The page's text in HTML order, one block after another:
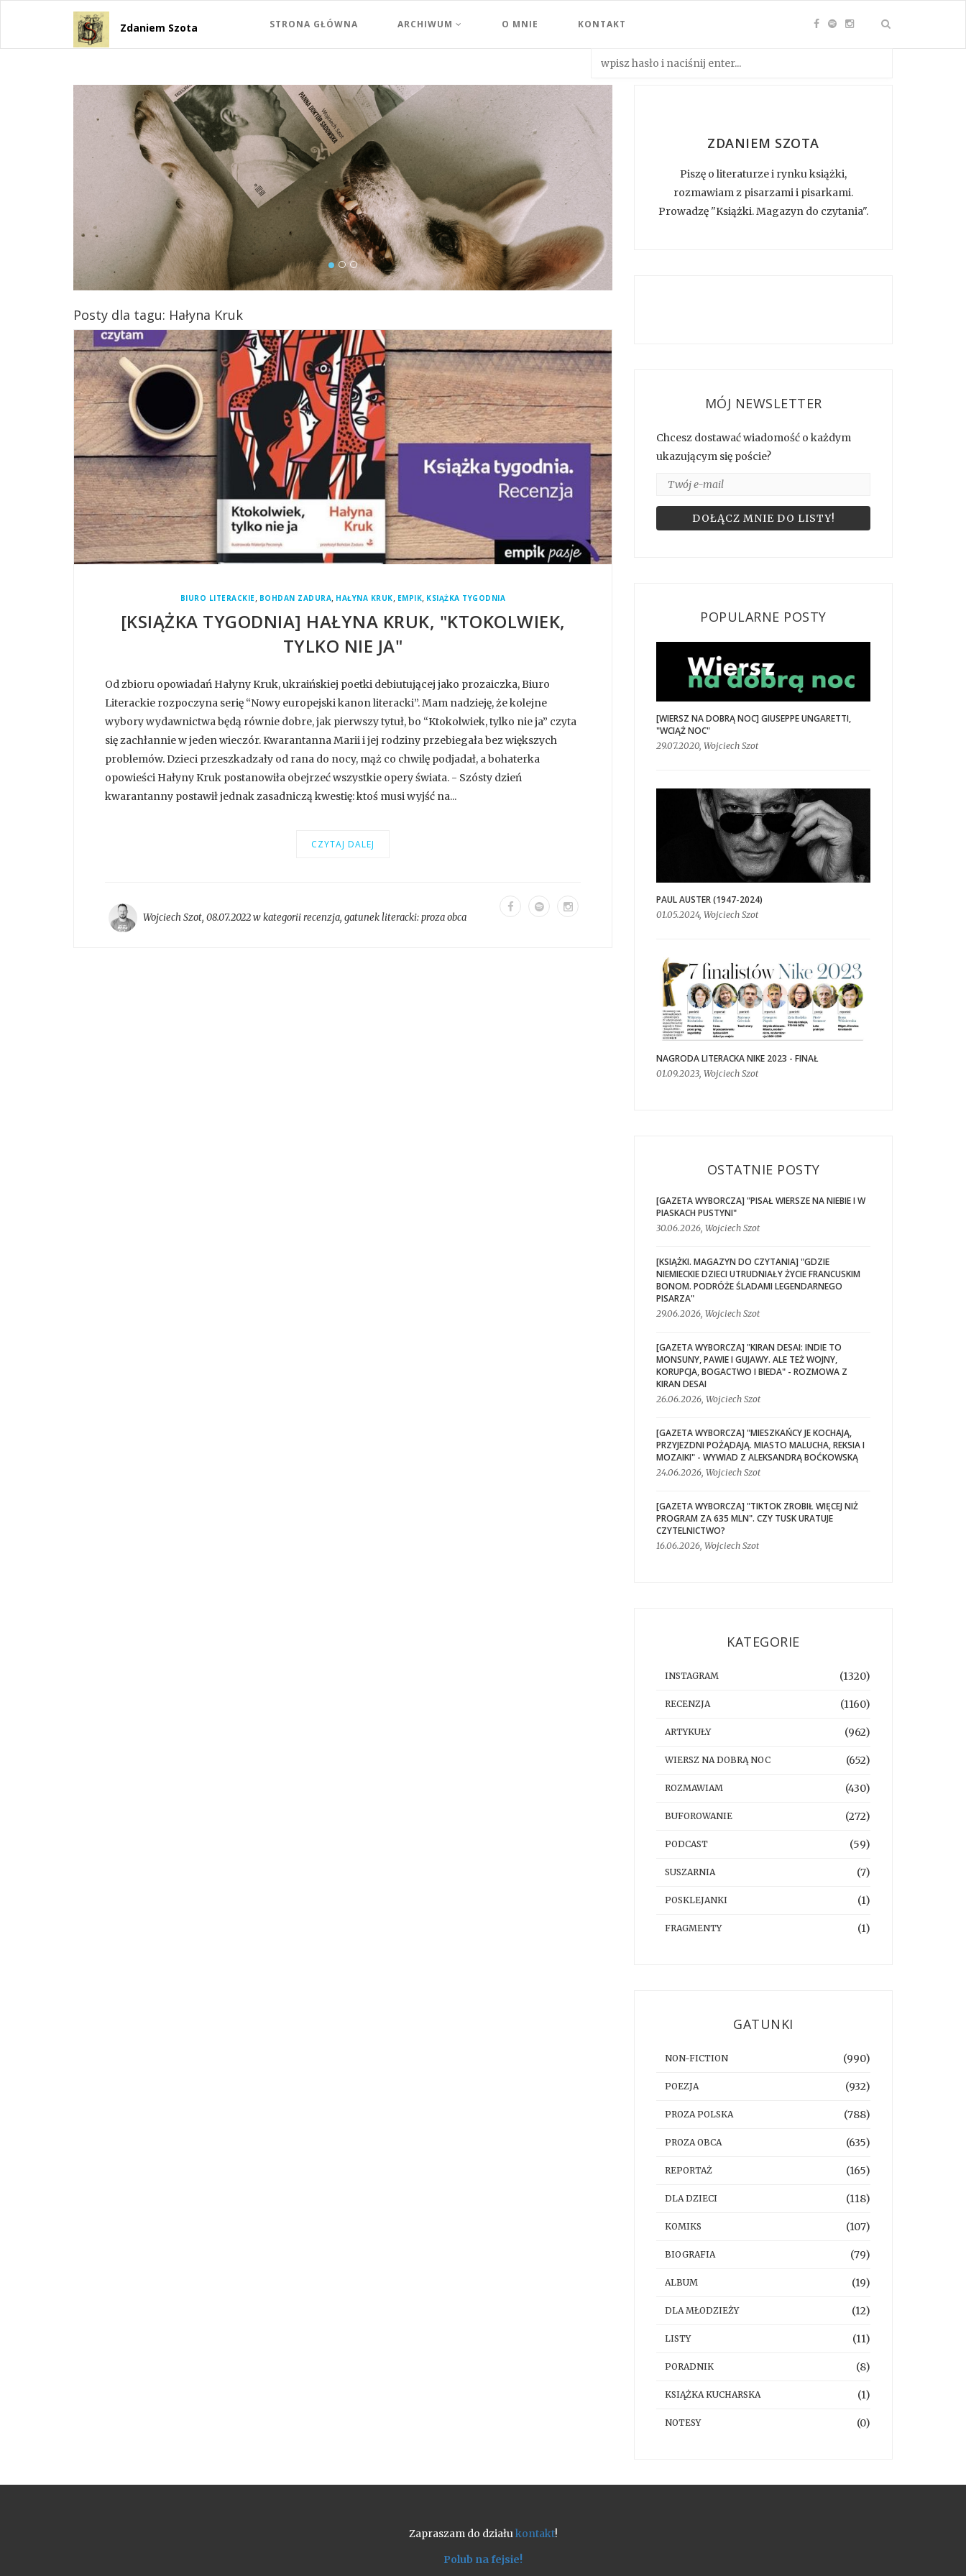
Zdaniem Szota STRONA GŁÓWNA ARCHIWUM O MNIE KONTAKT
Posty dla tagu: Hałyna Kruk
BIURO LITERACKIE, BOHDAN ZADURA, HAŁYNA KRUK, EMPIK, KSIĄŻKA TYGODNIA
[KSIĄŻKA TYGODNIA] HAŁYNA KRUK, "KTOKOLWIEK,
TYLKO NIE JA"
Od zbioru opowiadań Hałyny Kruk, ukraińskiej poetki debiutującej jako prozaiczka, Biuro
Literackie rozpoczyna serię “Nowy europejski kanon literacki”. Mam nadzieję, że kolejne
wybory wydawnictwa będą równie dobre, jak pierwszy tytuł, bo “Ktokolwiek, tylko nie ja” czyta
się zachłannie w jeden wieczór. Kwarantanna Marii i jej rodziny przebiegała bez większych
problemów. Dzieci przeszkadzały od rana do nocy, mąż co chwilę podjadał, a bohaterka
opowieści Hałyny Kruk postanowiła obejrzeć wszystkie opery świata. - Szósty dzień
kwarantanny postawił jednak zasadniczą kwestię: ktoś musi wyjść na...
CZYTAJ DALEJ
Wojciech Szot, 08.07.2022 w kategoriirecenzja, gatunek literacki:proza obca
ZDANIEM SZOTA
Piszę o literaturze i rynku książki,
rozmawiam z pisarzami i pisarkami.
Prowadzę "Książki. Magazyn do czytania".
MÓJ NEWSLETTER
Chcesz dostawać wiadomość o każdym
ukazującym się poście?
POPULARNE POSTY
[WIERSZ NA DOBRĄ NOC] GIUSEPPE UNGARETTI,
"WCIĄŻ NOC"
29.07.2020, Wojciech Szot
PAUL AUSTER (1947-2024)
01.05.2024, Wojciech Szot
NAGRODA LITERACKA NIKE 2023 - FINAŁ
01.09.2023, Wojciech Szot
OSTATNIE POSTY
[GAZETA WYBORCZA] "PISAŁ WIERSZE NA NIEBIE I W
PIASKACH PUSTYNI"
30.06.2026, Wojciech Szot
[KSIĄŻKI. MAGAZYN DO CZYTANIA] "GDZIE
NIEMIECKIE DZIECI UTRUDNIAŁY ŻYCIE FRANCUSKIM
BONOM. PODRÓŻE ŚLADAMI LEGENDARNEGO
PISARZA"
29.06.2026, Wojciech Szot
[GAZETA WYBORCZA] "KIRAN DESAI: INDIE TO
MONSUNY, PAWIE I GUJAWY. ALE TEŻ WOJNY,
KORUPCJA, BOGACTWO I BIEDA" - ROZMOWA Z
KIRAN DESAI
26.06.2026, Wojciech Szot
[GAZETA WYBORCZA] "MIESZKAŃCY JE KOCHAJĄ,
PRZYJEZDNI POŻĄDAJĄ. MIASTO MALUCHA, REKSIA I
MOZAIKI" - WYWIAD Z ALEKSANDRĄ BOĆKOWSKĄ
24.06.2026, Wojciech Szot
[GAZETA WYBORCZA] "TIKTOK ZROBIŁ WIĘCEJ NIŻ
PROGRAM ZA 635 MLN". CZY TUSK URATUJE
CZYTELNICTWO?
16.06.2026, Wojciech Szot
KATEGORIE
INSTAGRAM (1320)
RECENZJA (1160)
ARTYKUŁY (962)
WIERSZ NA DOBRĄ NOC (652)
ROZMAWIAM (430)
BUFOROWANIE (272)
PODCAST (59)
SUSZARNIA (7)
POSKLEJANKI (1)
FRAGMENTY (1)
GATUNKI
NON-FICTION (990)
POEZJA (932)
PROZA POLSKA (788)
PROZA OBCA (635)
REPORTAŻ (165)
DLA DZIECI (118)
KOMIKS (107)
BIOGRAFIA (79)
ALBUM (19)
DLA MŁODZIEŻY (12)
LISTY (11)
PORADNIK (8)
KSIĄŻKA KUCHARSKA (1)
NOTESY (0)
Zapraszam do działukontakt!
Polub na fejsie!